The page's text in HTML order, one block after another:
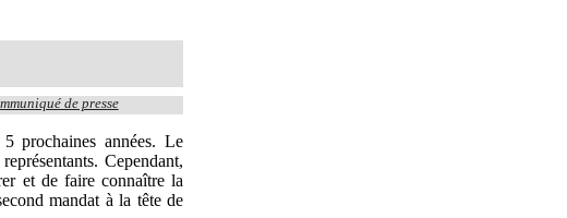
de presse
prochaines années. Le
Cependant,
et de faire connaître la
mandat à la tête de